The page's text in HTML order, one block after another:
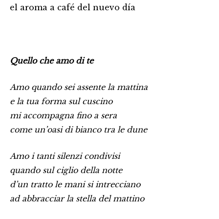
el aroma a café del nuevo día
Quello che amo di te
Amo quando sei assente la mattina
e la tua forma sul cuscino
mi accompagna fino a sera
come un’oasi di bianco tra le dune
Amo i tanti silenzi condivisi
quando sul ciglio della notte
d’un tratto le mani si intrecciano
ad abbracciar la stella del mattino